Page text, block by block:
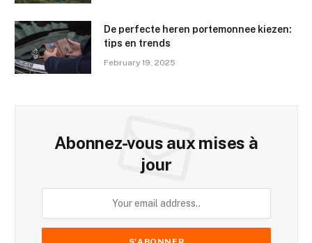
De perfecte heren portemonnee kiezen:
tips en trends
February 19, 2025
Abonnez-vous aux mises à
jour